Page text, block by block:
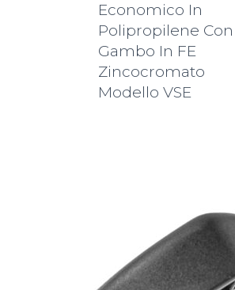
Economico In
Polipropilene Con
Gambo In FE
Zincocromato
Modello VSE